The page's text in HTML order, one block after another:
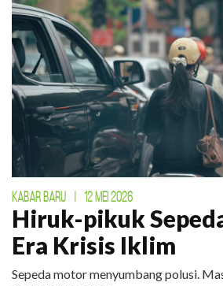
KABAR BARU | 12 MEI 2026
Hiruk-pikuk
Era Krisis Iklim
Sepeda motor menyumbang polusi.